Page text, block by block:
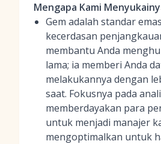
Mengapa Kami
Gem adalah standar
kecerdasan
membantu Anda
lama; ia memberi Anda
melakukannya dengan
saat. Fokusnya pada
memberdayakan para
untuk menjadi manajer
mengoptimalkan untuk